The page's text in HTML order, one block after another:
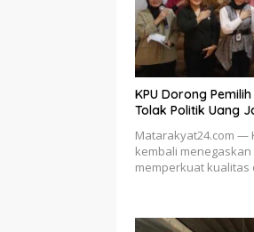
KPU Dorong
Tolak Politik Uang
Matarakyat24.com —
kembali
memperkuat